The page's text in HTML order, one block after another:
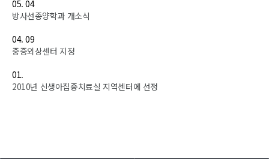
05. 04
방사선종양학과 개소식
04. 09
중증외상센터 지정
01.
2010년 신생아집중치료실 지역센터에 선정